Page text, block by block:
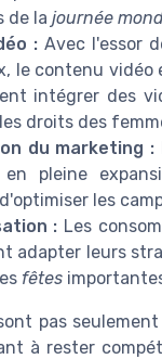
de la journée
: Avec l'essor
le contenu
intégrer des
droits des
du marketing :
pleine
les
: Les
adapter leurs
fêtes
pas
à rester